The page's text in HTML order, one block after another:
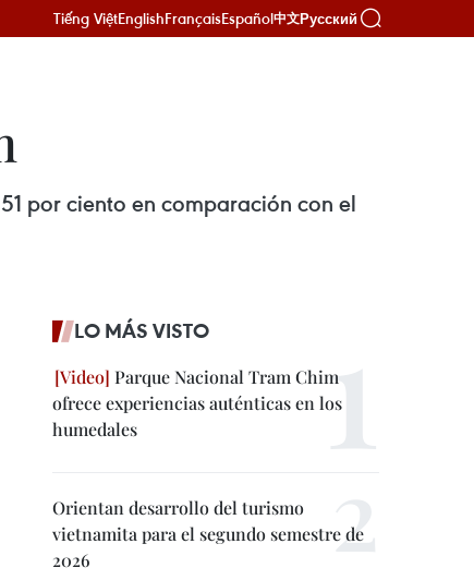
Tiếng ViệtEnglishFrançaisEspañol中文Русский
por ciento en comparación con el
LO MÁS VISTO
Parque Nacional Tram Chim
ofrece experiencias auténticas en los
humedales
Orientan desarrollo del turismo
vietnamita para el segundo semestre de
2026